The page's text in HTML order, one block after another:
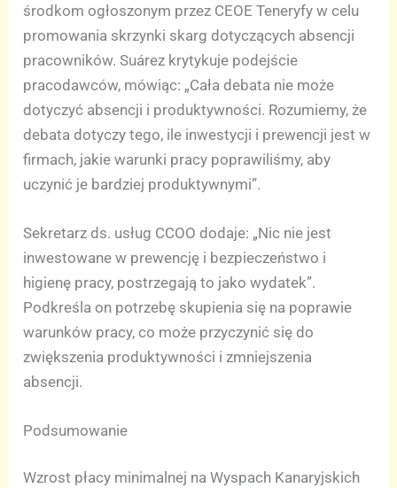
środkom ogłoszonym przez CEOE Teneryfy w celu
promowania skrzynki skarg dotyczących absencji
pracowników. Suárez krytykuje podejście
pracodawców, mówiąc: „Cała debata nie może
dotyczyć absencji i produktywności. Rozumiemy, że
debata dotyczy tego, ile inwestycji i prewencji jest w
firmach, jakie warunki pracy poprawiliśmy, aby
uczynić je bardziej produktywnymi”.
Sekretarz ds. usług CCOO dodaje: „Nic nie jest
inwestowane w prewencję i bezpieczeństwo i
higienę pracy, postrzegają to jako wydatek”.
Podkreśla on potrzebę skupienia się na poprawie
warunków pracy, co może przyczynić się do
zwiększenia produktywności i zmniejszenia
absencji.
Podsumowanie
Wzrost płacy minimalnej na Wyspach Kanaryjskich